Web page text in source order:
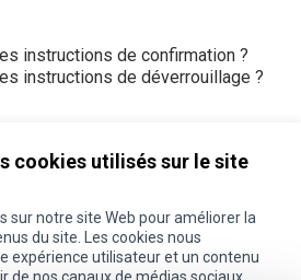
cookies utilisés sur le site
sur notre site Web pour améliorer la
du site. Les cookies nous
expérience utilisateur et un contenu
instructions de confirmation ?
instructions de déverrouillage ?
Instagram